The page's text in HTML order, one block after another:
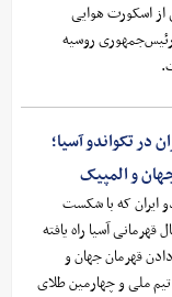
اسکورت هوایی
رئیس‌جمهوری روسیه
در تکواندو آسیا؛
و المپیک
ایران که با شکست
قهرمانی آسیا راه یافته
قهرمان جهان و
ملی و چهارمین طلای